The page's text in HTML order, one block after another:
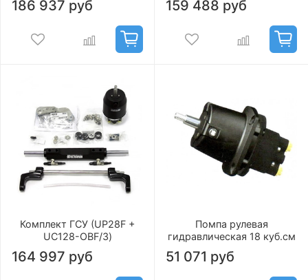
186 937 руб 159 488 руб
Комплект ГСУ (UP28F +
UC128-OBF/3)
164 997 руб
Помпа рулевая
гидравлическая 18 куб.см
51 071 руб